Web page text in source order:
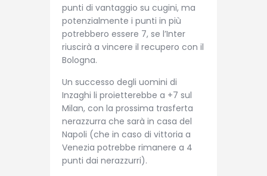
punti di vantaggio su cugini, ma
potenzialmente i punti in più
potrebbero essere 7, se l’Inter
riuscirà a vincere il recupero con il
Bologna.
Un successo degli uomini di
Inzaghi li proietterebbe a +7 sul
Milan, con la prossima trasferta
nerazzurra che sarà in casa del
Napoli (che in caso di vittoria a
Venezia potrebbe rimanere a 4
punti dai nerazzurri).